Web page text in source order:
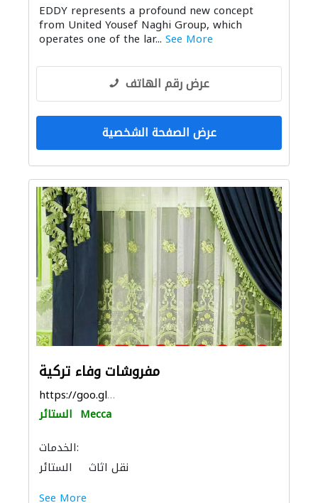
الحمامات والمطابخ الصوتيات
EDDY represents a profound new concept
from United Yousef Naghi Group, which
operates one of the lar... See More
عرض رقم الهاتف
عرض الصفحة الشخصية
مفروشات وفاء تركية
https://goo.gl/maps/ZE2H8DSkPy6kB12S8
الستائر Mecca
الخدمات:
الستائر
نقل اثاث
See More